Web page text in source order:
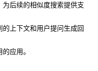
后续的相似度搜索提供支
上下文和用户提问生成回
应用。